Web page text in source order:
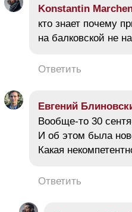
Konstantin
кто знает почему
на балковской не
Ответить
Евгений
Вообще-то 30
И об этом была
Какая
Ответить